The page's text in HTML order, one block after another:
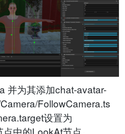
并为其添加chat-avatar-
FollowCamera.ts
设置为